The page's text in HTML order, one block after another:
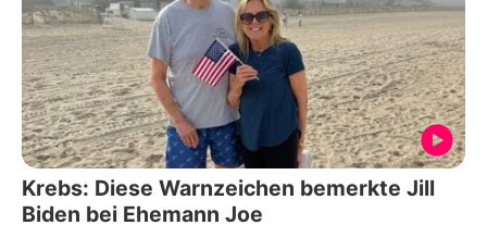
Krebs: Diese Warnzeichen bemerkte Jill
Biden bei Ehemann Joe